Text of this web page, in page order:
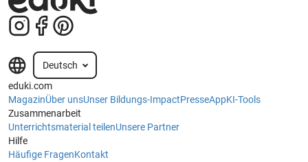
Deutsch
eduki.com
MagazinÜber unsUnser Bildungs-ImpactPresseAppKI-Tools
Zusammenarbeit
Unterrichtsmaterial teilenUnsere Partner
Hilfe
Häufige FragenKontakt